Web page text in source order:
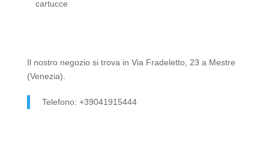
cartucce
Il nostro negozio si trova in Via Fradeletto, 23 a Mestre
(Venezia).
Telefono: +39041915444